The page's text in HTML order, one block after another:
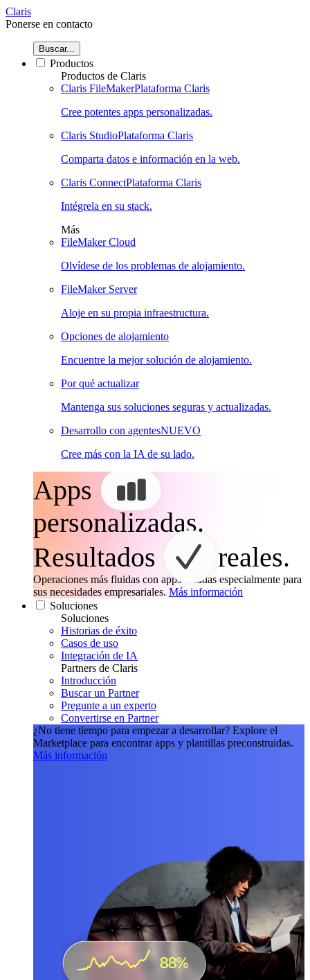
Claris
Ponerse en contacto
Buscar...
Productos
Productos de Claris
Claris FileMakerPlataforma Claris
Cree potentes apps personalizadas.
Claris StudioPlataforma Claris
Comparta datos e información en la web.
Claris ConnectPlataforma Claris
Intégrela en su stack.
Más
FileMaker Cloud
Olvídese de los problemas de alojamiento.
FileMaker Server
Aloje en su propia infraestructura.
Opciones de alojamiento
Encuentre la mejor solución de alojamiento.
Por qué actualizar
Mantenga sus soluciones seguras y actualizadas.
Desarrollo con agentesNUEVO
Cree más con la IA de su lado.
Apps
personalizadas.
Resultados
reales.
Operaciones más fluidas con apps creadas especialmente para
sus necesidades empresariales. Más información
Soluciones
Soluciones
Historias de éxito
Casos de uso
Integración de IA
Partners de Claris
Introducción
Buscar un Partner
Pregunte a un experto
Convertirse en Partner
¿No tiene tiempo para empezar a desarrollar? Explore el
Marketplace para encontrar apps y plantillas preconstruidas.
Más información